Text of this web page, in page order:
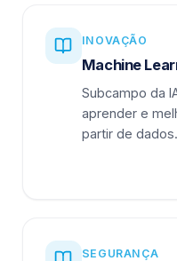
INOVAÇÃO
Machine
Subcampo da
aprender e
partir de dados.
SEGURANÇA